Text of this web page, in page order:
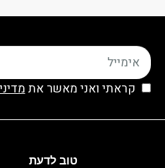
קראתי ואני מאשר את
טוב לדעת